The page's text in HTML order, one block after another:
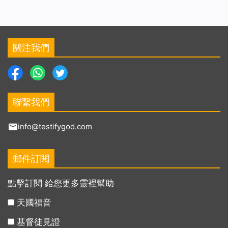
關注我們
聯繫我們
info@testifygod.com
郵件訂閱
點擊訂閱 給您更多靈裡幫助
天國福音
基督徒見證